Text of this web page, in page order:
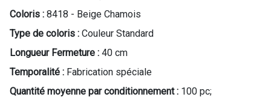
Coloris : 8418 - Beige Chamois
Type de coloris : Couleur Standard
Longueur Fermeture : 40 cm
Temporalité : Fabrication spéciale
Quantité moyenne par conditionnement : 100 pc;